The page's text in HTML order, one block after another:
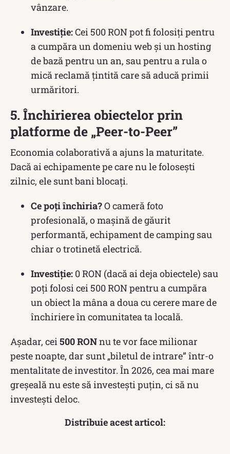
vânzare.
Investiție:Cei 500 RON pot fi folosiți pentru
a cumpăra un domeniu web și un hosting
de bază pentru un an, sau pentru a rula o
mică reclamă țintită care să aducă primii
urmăritori.
5. Închirierea obiectelor prin
platforme de „Peer-to-Peer”
Economia colaborativă a ajuns la maturitate.
Dacă ai echipamente pe care nu le folosești
zilnic, ele sunt bani blocați.
Ce poți închiria?O cameră foto
profesională, o mașină de găurit
performantă, echipament de camping sau
chiar o trotinetă electrică.
Investiție: 0 RON (dacă ai deja obiectele) sau
poți folosi cei 500 RON pentru a cumpăra
un obiect la mâna a doua cu cerere mare de
închiriere în comunitatea ta locală.
Așadar, cei 500 RONnu te vor face milionar
peste noapte, dar sunt „biletul de intrare” într-o
mentalitate de investitor. În 2026, cea mai mare
greșeală nu este să investești puțin, ci să nu
investești deloc.
Distribuie acest articol: